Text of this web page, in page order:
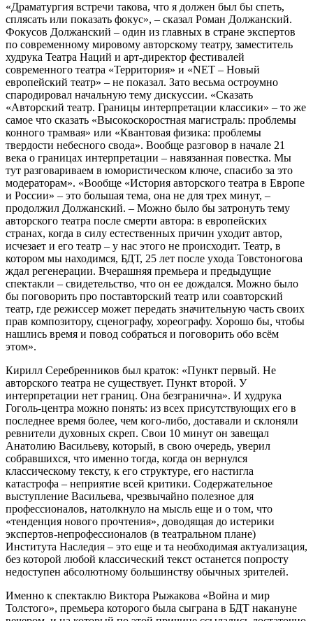
«Драматургия встречи такова, что я должен был бы спеть,
сплясать или показать фокус», – сказал Роман Должанский.
Фокусов Должанский – один из главных в стране экспертов
по современному мировому авторскому театру, заместитель
худрука Театра Наций и арт-директор фестивалей
современного театра «Территория» и «NET – Новый
европейский театр» – не показал. Зато весьма остроумно
спародировал начальную тему дискуссии. «Сказать
«Авторский театр. Границы интерпретации классики» – то же
самое что сказать «Высокоскоростная магистраль: проблемы
конного трамвая» или «Квантовая физика: проблемы
твердости небесного свода». Вообще разговор в начале 21
века о границах интерпретации – навязанная повестка. Мы
тут разговариваем в юмористическом ключе, спасибо за это
модераторам». «Вообще «История авторского театра в Европе
и России» – это большая тема, она не для трех минут, –
продолжил Должанский. – Можно было бы затронуть тему
авторского театра после смерти автора: в европейских
странах, когда в силу естественных причин уходит автор,
исчезает и его театр – у нас этого не происходит. Театр, в
котором мы находимся, БДТ, 25 лет после ухода Товстоногова
ждал регенерации. Вчерашняя премьера и предыдущие
спектакли – свидетельство, что он ее дождался. Можно было
бы поговорить про поставторский театр или соавторский
театр, где режиссер может передать значительную часть своих
прав композитору, сценографу, хореографу. Хорошо бы, чтобы
нашлись время и повод собраться и поговорить обо всём
этом».
Кирилл Серебренников был краток: «Пункт первый. Не
авторского театра не существует. Пункт второй. У
интерпретации нет границ. Она безгранична». И худрука
Гоголь-центра можно понять: из всех присутствующих его в
последнее время более, чем кого-либо, доставали и склоняли
ревнители духовных скреп. Свои 10 минут он завещал
Анатолию Васильеву, который, в свою очередь, уверил
собравшихся, что именно тогда, когда он вернулся
классическому тексту, к его структуре, его настигла
катастрофа – неприятие всей критики. Содержательное
выступление Васильева, чрезвычайно полезное для
профессионалов, натолкнуло на мысль еще и о том, что
«тенденция нового прочтения», доводящая до истерики
экспертов-непрофессионалов (в театральном плане)
Института Наследия – это еще и та необходимая актуализация,
без которой любой классический текст останется попросту
недоступен абсолютному большинству обычных зрителей.
Именно к спектаклю Виктора Рыжакова «Война и мир
Толстого», премьера которого была сыграна в БДТ накануне